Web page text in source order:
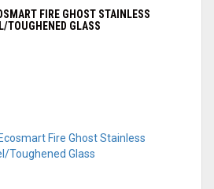
FIRE GHOST STAINLESS
TOUGHENED GLASS